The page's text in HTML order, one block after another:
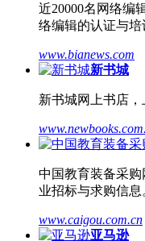
近20000名网络编
络编辑的认证与培
www.bianews.com
新书城
新书城网上书店
中国教育装备采
业招标与求购信息
www.caigou.com.cn
亚马逊